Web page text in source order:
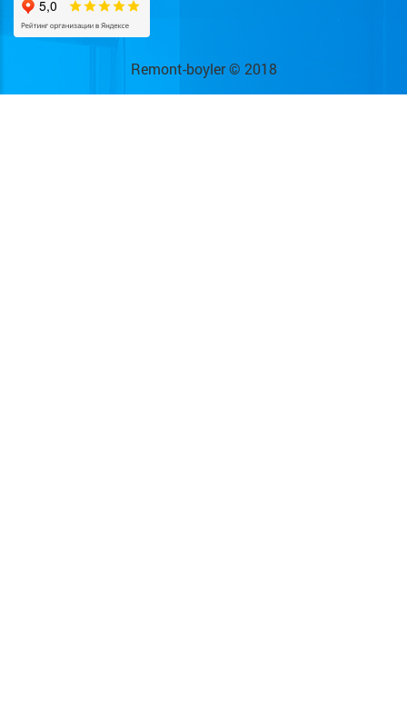
Remont-boyler © 2018